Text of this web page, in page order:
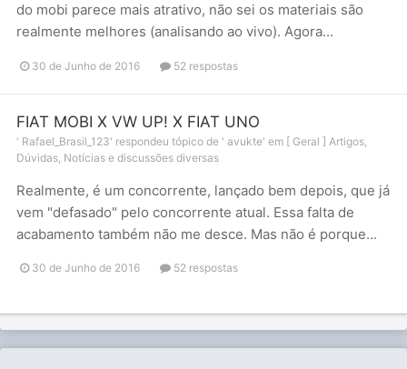
do mobi parece mais atrativo, não sei os materiais são
realmente melhores (analisando ao vivo). Agora...
30 de Junho de 2016 52 respostas
FIAT MOBI X VW UP! X FIAT UNO
' Rafael_Brasil_123' respondeu tópico de ' avukte' em [ Geral ] Artigos,
Dúvidas, Notícias e discussões diversas
Realmente, é um concorrente, lançado bem depois, que já
vem "defasado" pelo concorrente atual. Essa falta de
acabamento também não me desce. Mas não é porque...
30 de Junho de 2016 52 respostas